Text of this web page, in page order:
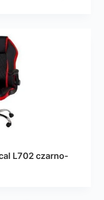
L702 czarno-